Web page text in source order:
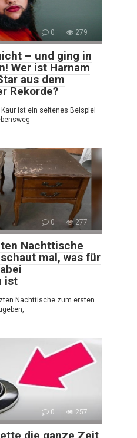
0 279
– und ging in
Wer ist Harnam
aus dem
Rekorde?
ist ein seltenes Beispiel
0 277
Nachttische
mal, was für
ist
Nachttische zum ersten
0 257
die ganze Zeit